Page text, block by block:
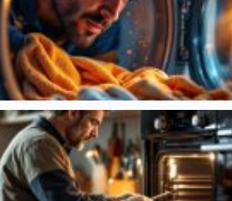
Averías frecuentes en electrodomésticos
Problemas de Temperatura en Secadoras: Causas
y Soluciones
Averías frecuentes en electrodomésticos